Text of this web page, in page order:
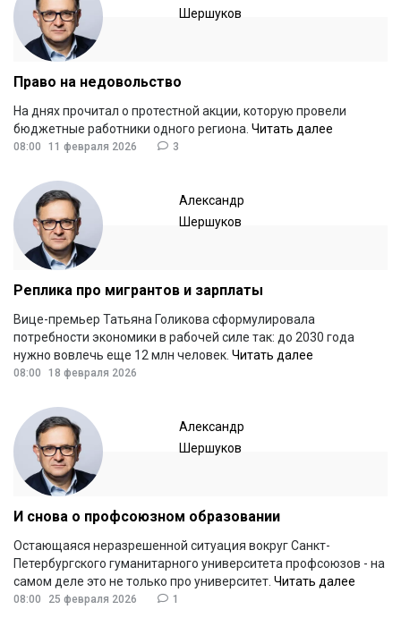
Шершуков
Право на недовольство
На днях прочитал о протестной акции, которую провели
бюджетные работники одного региона. Читать далее
08:00 11 февраля 2026 3
Александр
Шершуков
Реплика про мигрантов и зарплаты
Вице-премьер Татьяна Голикова сформулировала
потребности экономики в рабочей силе так: до 2030 года
нужно вовлечь еще 12 млн человек. Читать далее
08:00 18 февраля 2026
Александр
Шершуков
И снова о профсоюзном образовании
Остающаяся неразрешенной ситуация вокруг Санкт-
Петербургского гуманитарного университета профсоюзов - на
самом деле это не только про университет. Читать далее
08:00 25 февраля 2026 1